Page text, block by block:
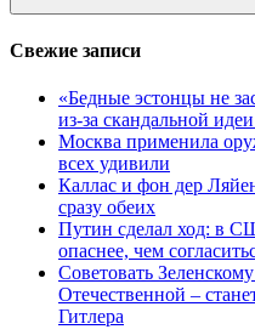
Поиск
Свежие записи
«Бедные эстонцы не
из-за скандальной
Москва применила
всех удивили
Каллас и фон дер
сразу обеих
Путин сделал ход: в
опаснее, чем
Советовать
Отечественной –
Гитлера